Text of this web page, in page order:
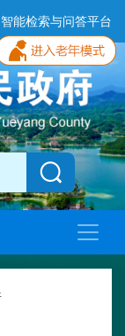
智能检索与问答平台